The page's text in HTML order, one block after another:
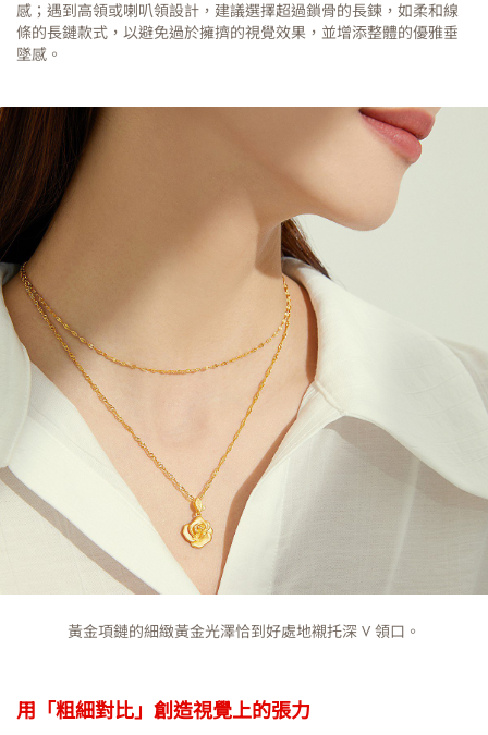
感；遇到高領或喇叭領設計，建議選擇超過鎖骨的長鍊，如柔和線
條的長鏈款式，以避免過於擁擠的視覺效果，並增添整體的優雅垂
墜感。
黃金項鏈的細緻黃金光澤恰到好處地襯托深 V 領口。
用「粗細對比」創造視覺上的張力